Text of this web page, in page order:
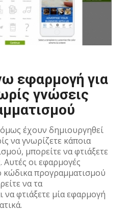
εφαρμογή για
γνώσεις
έχουν δημιουργηθεί
να γνωρίζετε κάποια
μπορείτε να φτιάξετε
Αυτές οι εφαρμογές
κώδικα προγραμματισμού
να τα
φτιάξετε μία εφαρμογή